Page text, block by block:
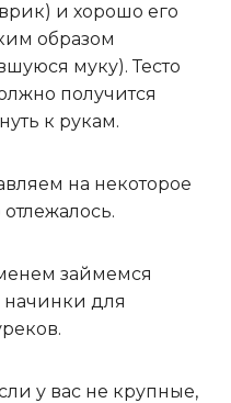
и хорошо его
образом
муку). Тесто
получится
к рукам.
на некоторое
займемся
для
у вас не крупные,